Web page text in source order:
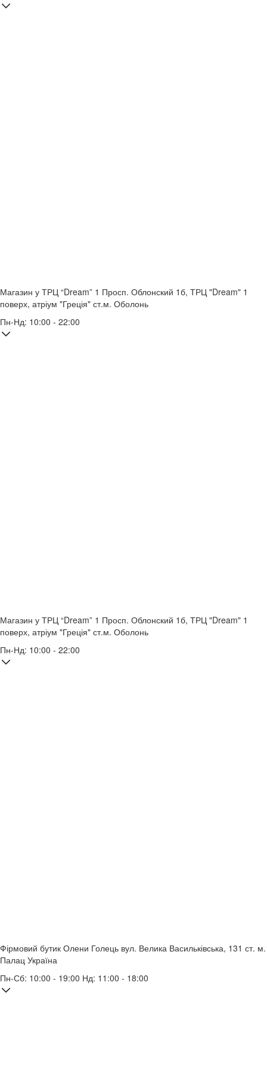
Магазин у ТРЦ “Dream” 1 Просп. Облонский 1б, ТРЦ "Dream" 1
поверх, атріум "Греція" ст.м. Оболонь
Пн-Нд: 10:00 - 22:00
Магазин у ТРЦ “Dream” 1 Просп. Облонский 1б, ТРЦ "Dream" 1
поверх, атріум "Греція" ст.м. Оболонь
Пн-Нд: 10:00 - 22:00
Фірмовий бутик Олени Голець вул. Велика Васильківська, 131 ст. м.
Палац Україна
Пн-Сб: 10:00 - 19:00 Нд: 11:00 - 18:00